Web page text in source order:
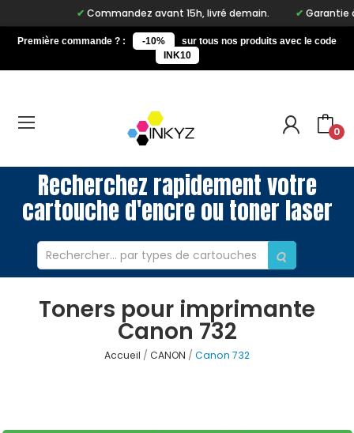
Commandez avant 15h, livré demain. Garantie à
Première commande ? : -10%
sur tous nos produits avec le code
INK10
0
Recherchez rapidement votre
cartouche d'encre ou toner laser
Toners pour imprimante
Canon 732
Accueil CANON Canon 732